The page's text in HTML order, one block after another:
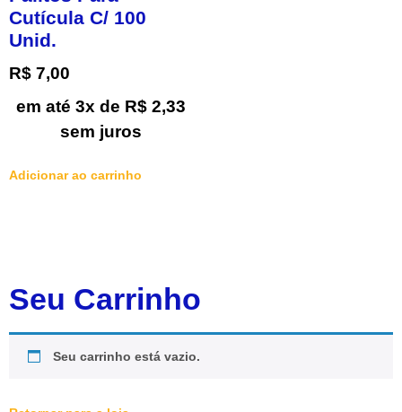
Cutícula C/ 100
Unid.
R$ 7,00
em até 3x de R$2,33
sem juros
Adicionar ao carrinho
Seu Carrinho
Seu carrinho está vazio.